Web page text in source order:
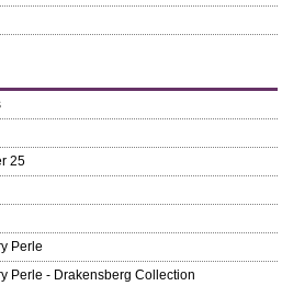
25
Perle
Perle - Drakensberg Collection